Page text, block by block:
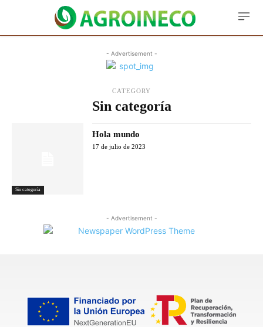
- Advertisement -
CATEGORY
Sin categoría
Sin categoría
Hola mundo
17 de julio de 2023
- Advertisement -